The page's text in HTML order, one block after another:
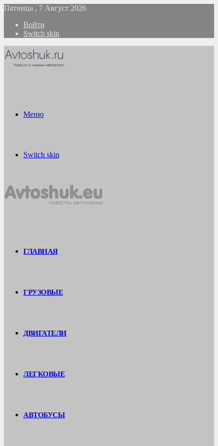
Пятница , 7 Август 2026
Войти
Switch skin
Меню
Switch skin
ГЛАВНАЯ
ГРУЗОВЫЕ
ДВИГАТЕЛИ
ЛЕГКОВЫЕ
АВТОБУСЫ